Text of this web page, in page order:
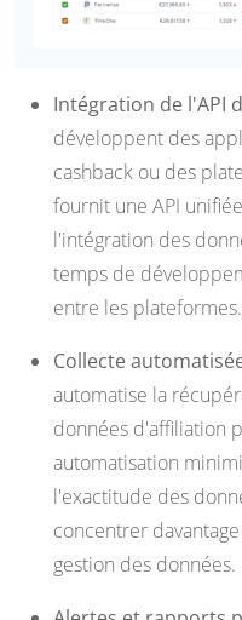
Intégration de l'API
développent des
cashback ou des
fournit une API
l'intégration des
temps de
entre les plateformes.
Collecte
automatise la
données d'affiliation
automatisation
l'exactitude des
concentrer
gestion des données.